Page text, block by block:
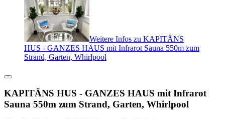
Weitere Infos zu KAPITÄNS
HUS - GANZES HAUS mit Infrarot Sauna 550m zum
Strand, Garten, Whirlpool
KAPITÄNS HUS - GANZES HAUS mit Infrarot
Sauna 550m zum Strand, Garten, Whirlpool